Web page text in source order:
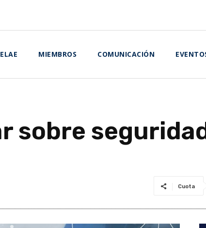
MIEMBROS COMUNICACIÓN
sobre
Cuota